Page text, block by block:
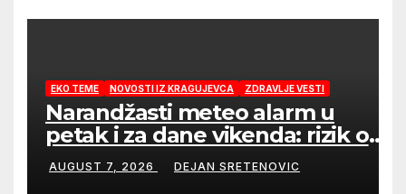
EKO TEME NOVOSTI IZ KRAGUJEVCA ZDRAVLJE VESTI
Narandžasti meteo alarm u
petak i za dane vikenda: rizik od
nastanka i širenja požara na
otvorenom i dalje veoma visok
AUGUST 7, 2026 DEJAN SRETENOVIC